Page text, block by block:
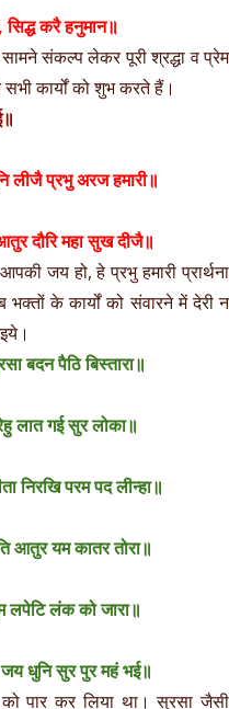
करै हनुमान॥
संकल्प लेकर पूरी श्रद्धा व प्रेम
कार्यों को शुभ करते हैं।
लीजै प्रभु अरज हमारी॥
दौरि महा सुख दीजै॥
जय हो, हे प्रभु हमारी प्रार्थना
के कार्यों को संवारने में देरी न
बदन पैठि बिस्तारा॥
लात गई सुर लोका॥
निरखि परम पद लीन्हा॥
आतुर यम कातर तोरा॥
लपेटि लंक को जारा॥
धुनि सुर पुर महं भई॥
पार कर लिया था। सुरसा जैसी